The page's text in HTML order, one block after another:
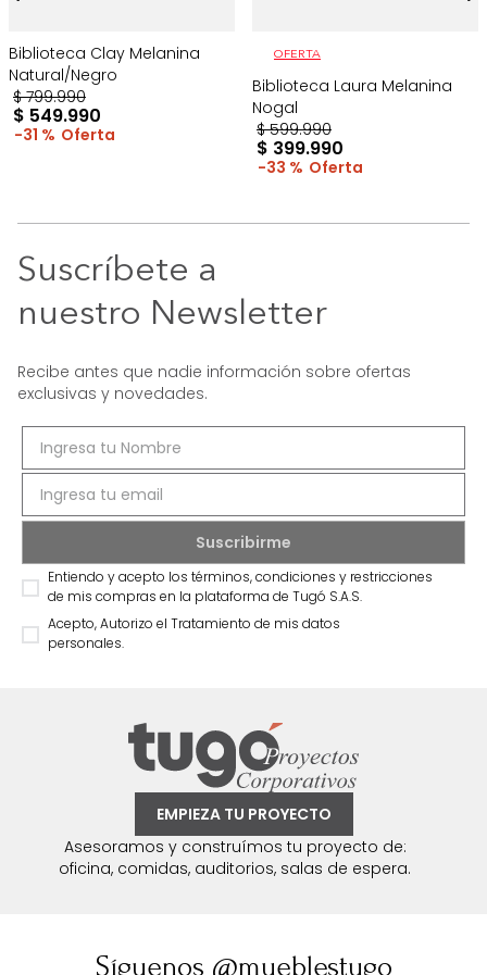
Biblioteca Clay Melanina
Natural/Negro
$ 799.990
$ 549.990
31 %
OFERTA
Biblioteca Laura Melanina
Nogal
$ 599.990
$ 399.990
33 %
Suscríbete a
nuestro Newsletter
Recibe antes que nadie información sobre ofertas
exclusivas y novedades.
Entiendo y acepto los términos, condiciones y restricciones
de mis compras en la plataforma de Tugó S.A.S.
Acepto, Autorizo el Tratamiento de mis datos
personales.
EMPIEZA TU PROYECTO
Asesoramos y construímos tu proyecto de:
oficina, comidas, auditorios, salas de espera.
Síguenos @mueblestugo